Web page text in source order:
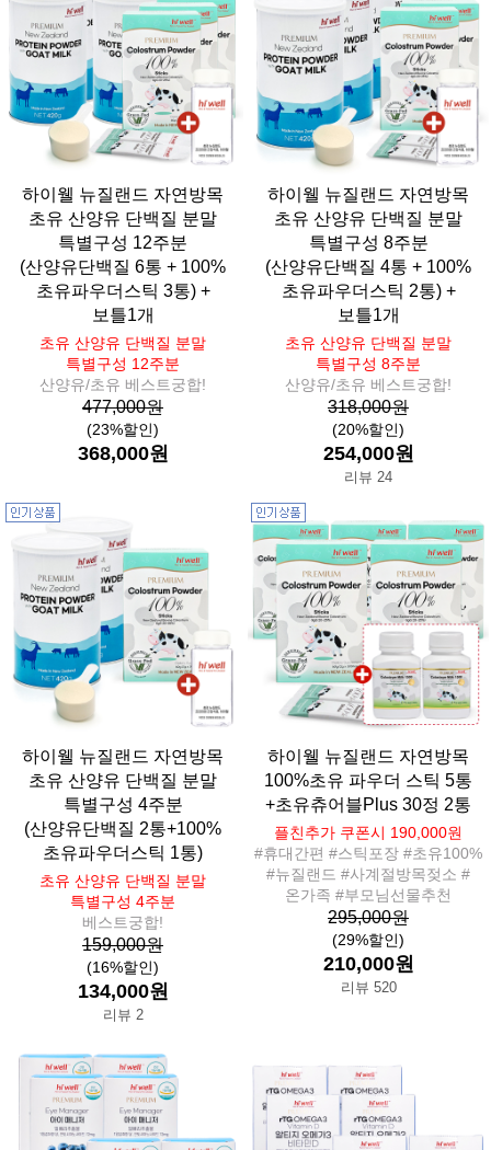
하이웰 뉴질랜드 자연방목
초유 산양유 단백질 분말
특별구성 12주분
(산양유단백질 6통 + 100%
초유파우더스틱 3통) +
보틀1개
초유 산양유 단백질 분말
특별구성 12주분
산양유/초유 베스트궁합!
477,000원
(23%할인)
368,000원
하이웰 뉴질랜드 자연방목
초유 산양유 단백질 분말
특별구성 8주분
(산양유단백질 4통 + 100%
초유파우더스틱 2통) +
보틀1개
초유 산양유 단백질 분말
특별구성 8주분
산양유/초유 베스트궁합!
318,000원
(20%할인)
254,000원
리뷰 24
하이웰 뉴질랜드 자연방목
초유 산양유 단백질 분말
특별구성 4주분
(산양유단백질 2통+100%
초유파우더스틱 1통)
초유 산양유 단백질 분말
특별구성 4주분
베스트궁합!
159,000원
(16%할인)
134,000원
리뷰 2
하이웰 뉴질랜드 자연방목
100%초유 파우더 스틱 5통
+초유츄어블Plus 30정 2통
플친추가 쿠폰시 190,000원
#휴대간편 #스틱포장 #초유100%
#뉴질랜드 #사계절방목젖소 #
온가족 #부모님선물추천
295,000원
(29%할인)
210,000원
리뷰 520